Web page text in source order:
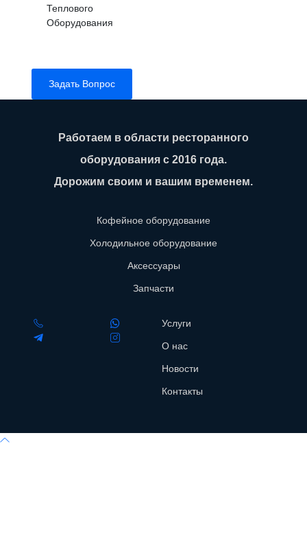
Теплового
Оборудования
Задать Вопрос
Работаем в области ресторанного
оборудования с 2016 года.
Дорожим своим и вашим временем.
Кофейное оборудование
Холодильное оборудование
Аксессуары
Запчасти
Услуги
О нас
Новости
Контакты